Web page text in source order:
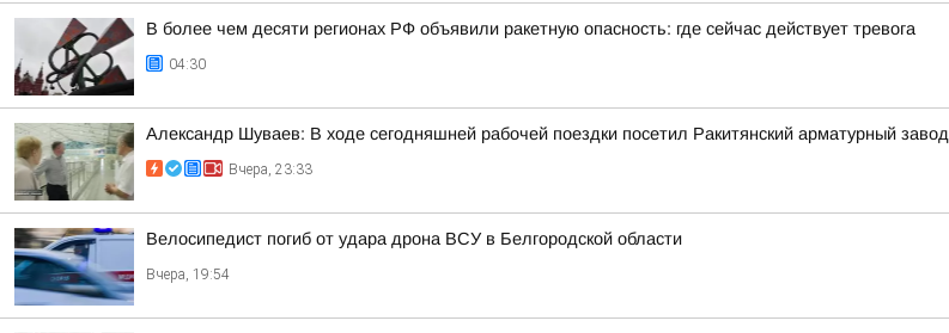
В более чем десяти регионах РФ объявили ракетную опасность: где сейчас действует тревога
04:30
Александр Шуваев: В ходе сегодняшней рабочей поездки посетил Ракитянский арматурный завод
Вчера, 23:33
Велосипедист погиб от удара дрона ВСУ в Белгородской области
Вчера, 19:54